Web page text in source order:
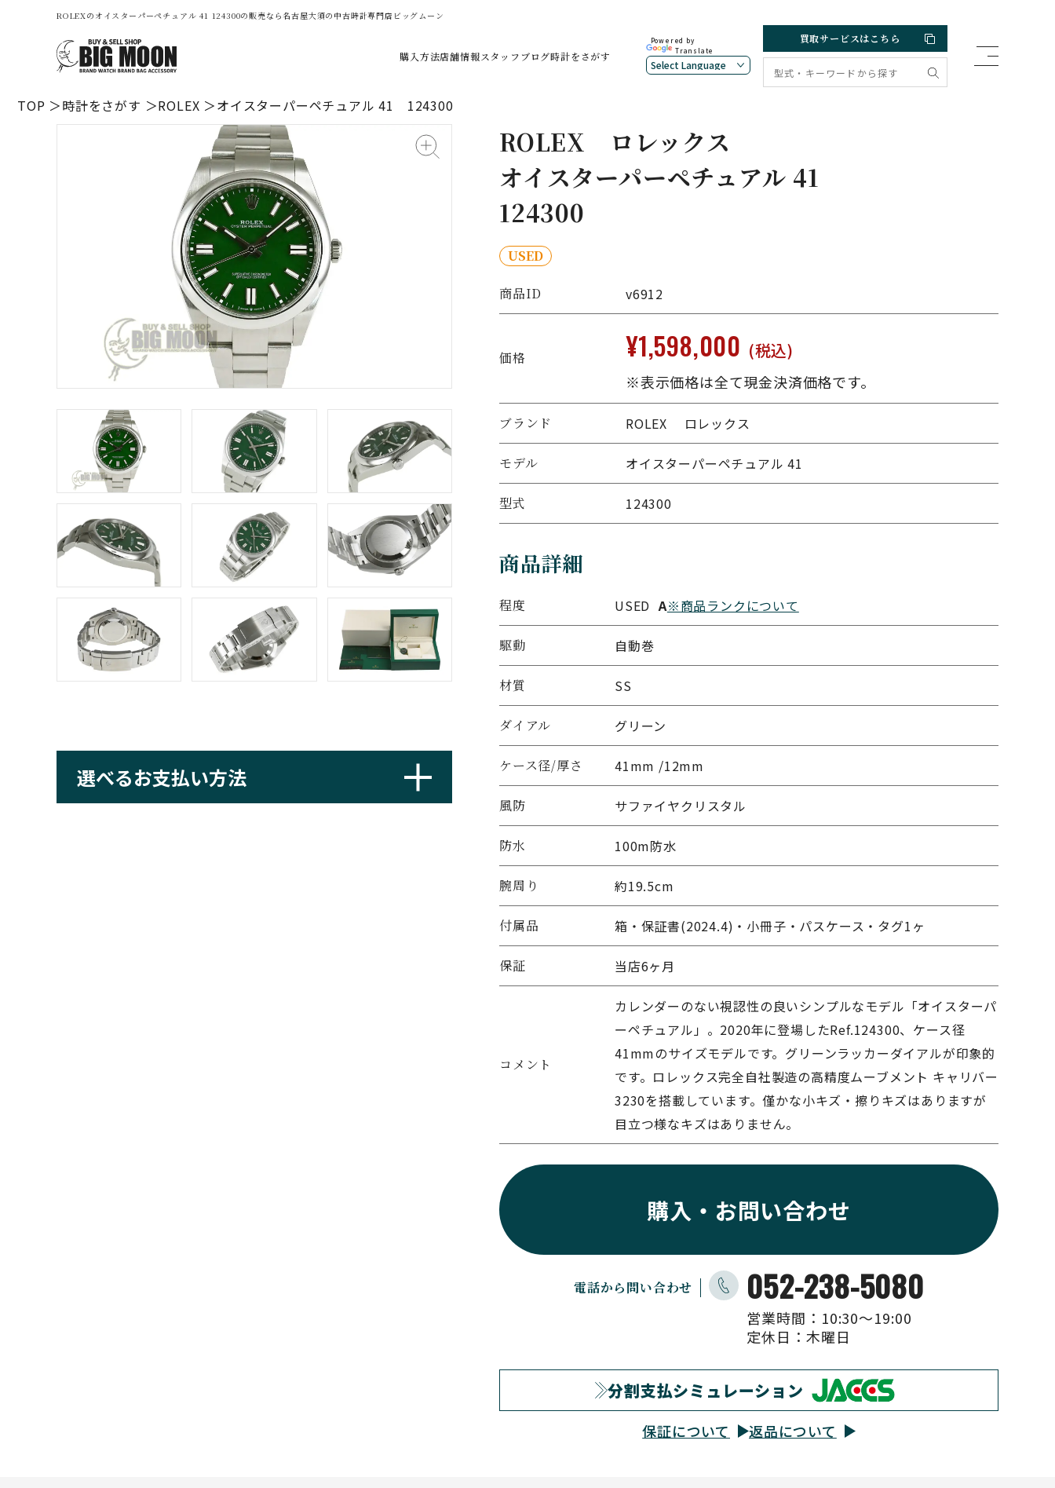
ROLEXのオイスターパーペチュアル 41 124300の販売なら名古屋大須の中古時計専門店ビッグムーン
購入方法店舗情報スタッフブログ時計をさがす
Powered by
Translate
買取サービスはこちら
TOP 時計をさがす ROLEX オイスターパーペチュアル 41 124300
選べるお支払い方法
ROLEX ロレックス
オイスターパーペチュアル 41
124300
USED
商品ID v6912
価格 ¥1,598,000 (税込)
※表示価格は全て現金決済価格です。
ブランド ROLEX ロレックス
モデル オイスターパーペチュアル 41
型式 124300
商品詳細
程度 USED A※商品ランクについて
駆動 自動巻
材質 SS
ダイアル グリーン
ケース径/厚さ 41mm /12mm
風防 サファイヤクリスタル
防水 100m防水
腕周り 約19.5cm
付属品 箱・保証書(2024.4)・小冊子・パスケース・タグ1ヶ
保証 当店6ヶ月
コメント
カレンダーのない視認性の良いシンプルなモデル「オイスターパ
ーペチュアル」。2020年に登場したRef.124300、ケース径
41mmのサイズモデルです。グリーンラッカーダイアルが印象的
です。ロレックス完全自社製造の高精度ムーブメント キャリバー
3230を搭載しています。僅かな小キズ・擦りキズはありますが
目立つ様なキズはありません。
購入・お問い合わせ
電話から問い合わせ 052-238-5080
営業時間：10:30〜19:00
定休日：木曜日
分割支払シミュレーション
保証について 返品について